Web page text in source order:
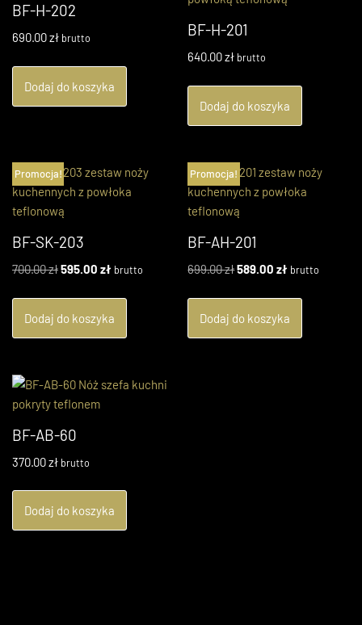
BF-H-202
690.00zł brutto
Dodaj do koszyka
BF-H-201
640.00zł brutto
Dodaj do koszyka
Promocja!
BF-SK-203
700.00zł595.00 zł brutto
Dodaj do koszyka
Promocja!
BF-AH-201
699.00zł589.00zł brutto
Dodaj do koszyka
BF-AB-60
370.00zł brutto
Dodaj do koszyka